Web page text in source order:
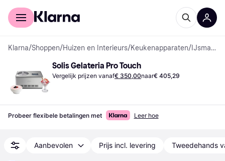
Voor shoppers
Klarna/Shoppen/Huizen en Interieurs/Keukenapparaten/ IJsmachines
Solis Gelateria Pro Touch
Vergelijk prijzen vanaf€ 350,00naar€ 405,29
Probeer flexibele betalingen met Leer hoe
Aanbevolen Prijs incl. levering Tweedehands